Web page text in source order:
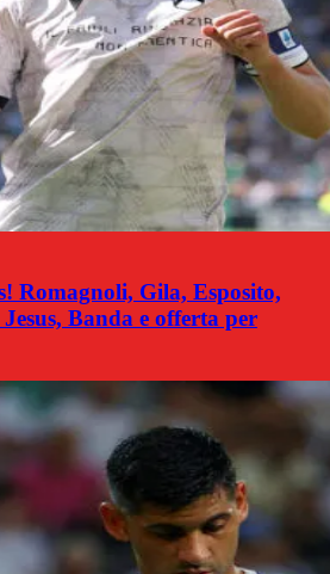
Romagnoli, Gila, Esposito,
Banda e offerta per